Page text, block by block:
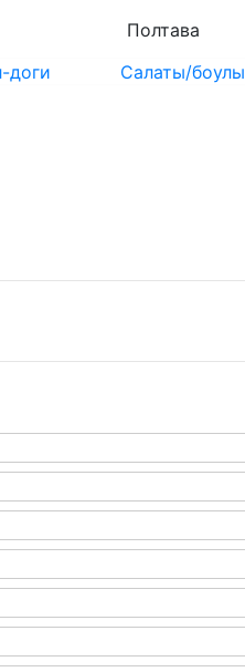
Полтава
доги Салаты/боулы